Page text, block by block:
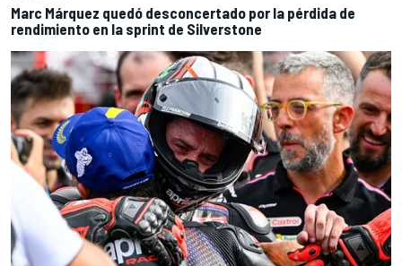
Marc Márquez quedó desconcertado por la pérdida de
rendimiento en la sprint de Silverstone